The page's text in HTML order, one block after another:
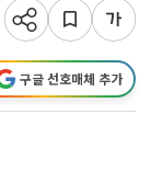
구글 선호매체 추가